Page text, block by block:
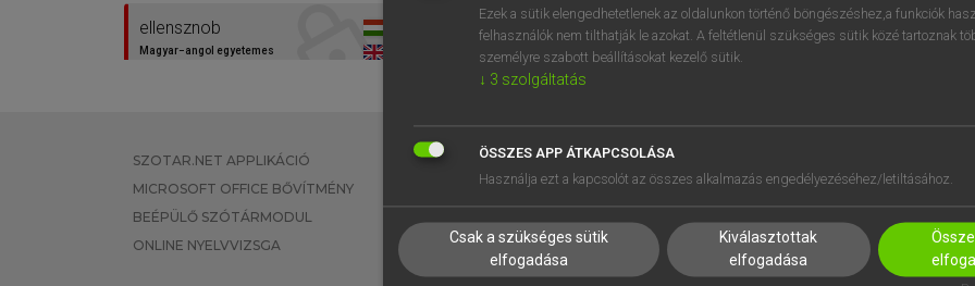
ellensznob
Magyar−angol egyetemes
put down
Angol−magyar egyetemes
nagyszótár
SZOTAR.NET APPLIKÁCIÓ
MICROSOFT OFFICE BŐVÍTMÉNY
BEÉPÜLŐ SZÓTÁRMODUL
ONLINE NYELVVIZSGA
EGYÉNI FELHASZNÁLÓKNAK
TANULÓKNAK
VÁLLALATI MEGOLDÁSOK
SÚGÓ
RÓLUNK
SÜTI BEÁLLÍTÁSOK
Ezek a sütik elengedhetetlenek az oldalunkon történő böngészéshez,a funkciók
felhasználók nem tilthatják le azokat. A feltétlenül szükséges sütik közé tartoznak
személyre szabott beállításokat kezelő sütik.
↓ 3 szolgáltatás
ÖSSZES APP ÁTKAPCSOLÁSA
Használja ezt a kapcsolót az összes alkalmazás engedélyezéséhez/letiltásához.
Csak a szükséges sütik
elfogadása
Kiválasztottak
elfogadása